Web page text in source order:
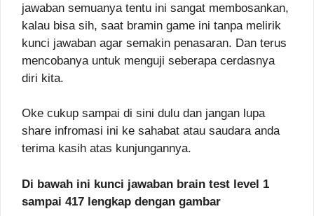
jawaban semuanya tentu ini sangat membosankan,
kalau bisa sih, saat bramin game ini tanpa melirik
kunci jawaban agar semakin penasaran. Dan terus
mencobanya untuk menguji seberapa cerdasnya
diri kita.
Oke cukup sampai di sini dulu dan jangan lupa
share infromasi ini ke sahabat atau saudara anda
terima kasih atas kunjungannya.
Di bawah ini kunci jawaban brain test level 1
sampai 417 lengkap dengan gambar